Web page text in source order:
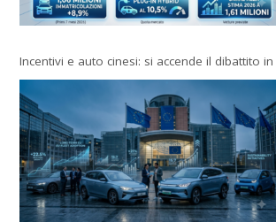
Incentivi e auto cinesi: si accende il dibattito in